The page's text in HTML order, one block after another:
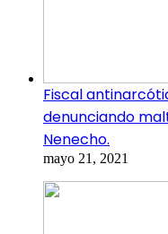
Fiscal
denunciando
Nenecho.
mayo 21, 2021